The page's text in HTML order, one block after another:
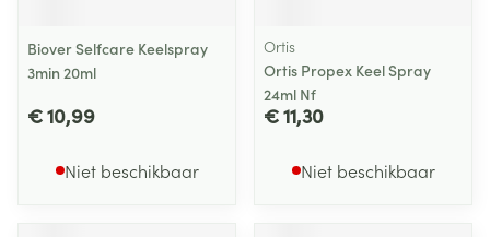
Biover Selfcare Keelspray
3min 20ml
€ 10,99
Niet beschikbaar
Ortis
Ortis Propex Keel Spray
24ml Nf
€ 11,30
Niet beschikbaar